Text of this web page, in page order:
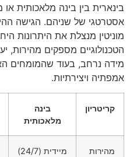
בינארית בין בינה מלאכותית
אסטרטגי של שניהם. הגישה
מוניטין מנצלת את היתרונות
הטכנולוגיים מספקים מהירות,
מידה נרחב, בעוד שהמומחים
אמפתיה ויצירתיות.
קריטריון
בינה
מלאכותית
מהירות
מיידית (24/7)